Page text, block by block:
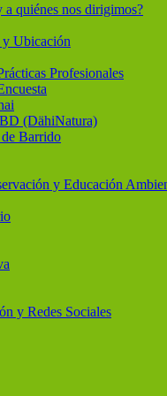
a quiénes nos dirigimos?
Ubicación
Profesionales
(DähiNatura)
Barrido
y Educación
y Redes Sociales